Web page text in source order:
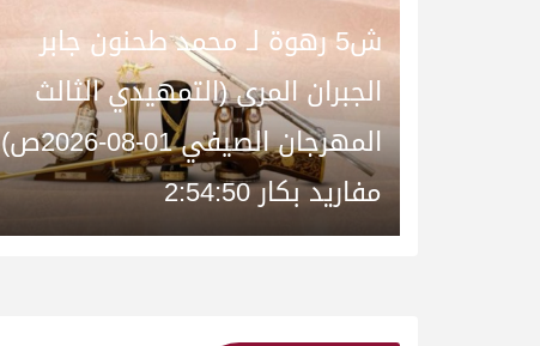
ش5 رهوة لـ محمد طحنون جابر
الجبران المرى (التمهيدي الثالث
المهرجان الصيفي 01-08-2026ص)
مفاريد بكار 2:54:50